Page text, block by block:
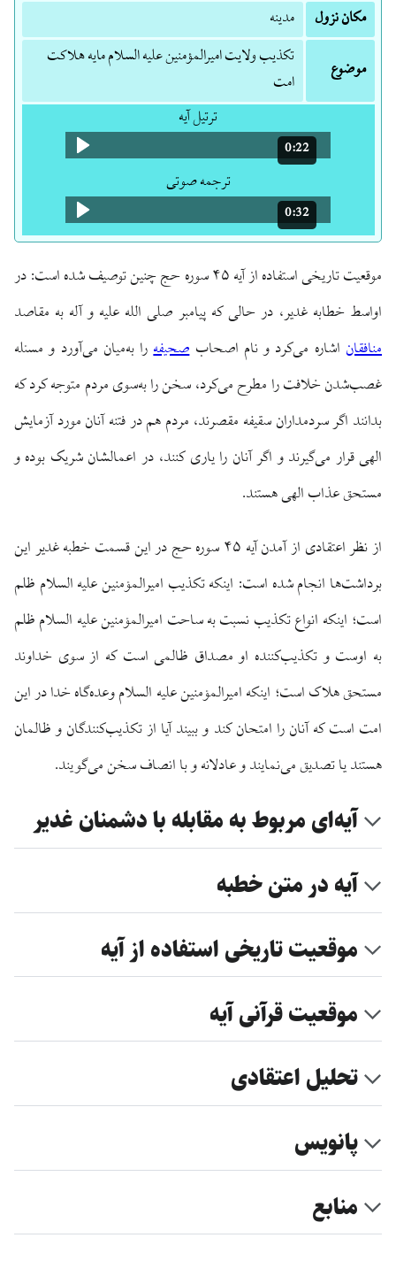
مکان نزول
مدینه
موضوع
تکذیب ولایت امیرالمؤمنین علیه السلام مایه هلاکت
امت
ترتیل آیه
مدت: 22 ثانیه
0:22
ترجمه صوتی
مدت: 32 ثانیه
0:32
موقعیت تاریخی استفاده از آیه ۴۵ سوره حج چنین توصیف شده است: در
اواسط خطابه غدیر، در حالی که پیامبر صلی الله علیه و آله به مقاصد
منافقان اشاره می‌کرد و نام اصحابصحیفهرا به‌میان می‌آورد و مسئله
غصب‌شدن خلافت را مطرح می‌کرد، سخن را به‌سوی مردم متوجه کرد که
بدانند اگر سردمداران سقیفه مقصرند، مردم هم در فتنه آنان مورد آزمایش
الهی قرار می‌گیرند و اگر آنان را یاری کنند، در اعمالشان شریک بوده و
مستحق عذاب الهی هستند.
از نظر اعتقادی از آمدن آیه ۴۵ سوره حج در این قسمت خطبه غدیر این
برداشت‌ها انجام شده است: اینکه تکذیب امیرالمؤمنین علیه السلام ظلم
است؛ اینکه انواع تکذیب نسبت به ساحت امیرالمؤمنین علیه السلام ظلم
به اوست و تکذیب‌کننده او مصداق ظالمی است که از سوی خداوند
مستحق هلاک است؛ اینکه امیرالمؤمنین علیه السلام وعده‌گاه خدا در این
امت است که آنان را امتحان کند و ببیند آیا از تکذیب‌کنندگان و ظالمان
هستند یا تصدیق می‌نمایند و عادلانه و با انصاف سخن می‌گویند.
آیه‌ای مربوط به مقابله با دشمنان غدیر
آیه در متن خطبه
موقعیت تاریخی استفاده از آیه
موقعیت قرآنی آیه
تحلیل اعتقادی
پانویس
منابع